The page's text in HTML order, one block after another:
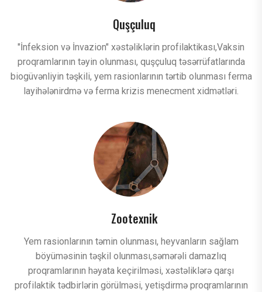
Quşçuluq
"İnfeksion və İnvazion" xəstəliklərin profilaktikası,Vaksin
proqramlarının təyin olunması, quşçuluq təsərrüfatlarında
biogüvənliyin təşkili, yem rasionlarının tərtib olunması ferma
layihələnirdmə və ferma krizis menecment xidmətləri.
Zootexnik
Yem rasionlarının təmin olunması, heyvanların sağlam
böyüməsinin təşkil olunması,səmərəli damazlıq
proqramlarının həyata keçirilməsi, xəstəliklərə qarşı
profilaktik tədbirlərin görülməsi, yetişdirmə proqramlarının